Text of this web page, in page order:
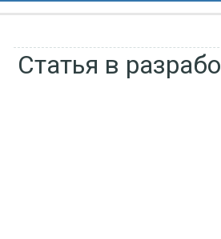
Статья в